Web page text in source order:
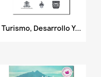
Vista rápida
Turismo, Desarrollo Y...